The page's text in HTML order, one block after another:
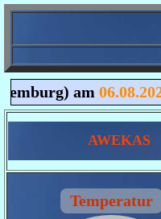
AWEKAS
Temperatur